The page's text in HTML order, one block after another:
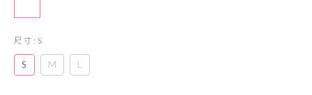
尺寸 : S
S M L